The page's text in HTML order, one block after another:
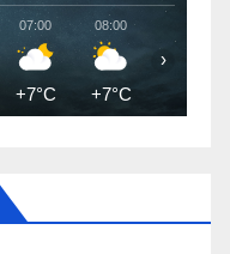
07:00
+7°C
08:00
+7°C +8°C
›